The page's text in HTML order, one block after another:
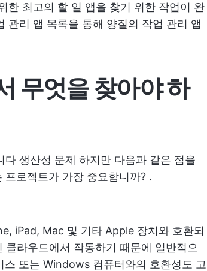
한 최고의 할 일 앱을 찾기 위한 작업이 완
관리 앱 목록을 통해 양질의 작업 관리 앱
무엇을 찾아야 하
다 생산성 문제 하지만 다음과 같은 점을
프로젝트가 가장 중요합니까? .
iPad, Mac 및 기타 Apple 장치와 호환되
라우드에서 작동하기 때문에 일반적으
또는 Windows 컴퓨터와의 호환성도 고